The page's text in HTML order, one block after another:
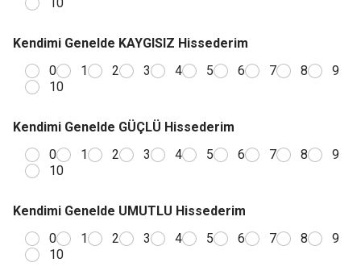
Kendimi Genelde KAYGISIZ Hissederim
0
1 2 3 4 5 6 7 8
9
10
Kendimi Genelde GÜÇLÜ Hissederim
0
1 2 3 4 5 6 7 8
9
10
Kendimi Genelde UMUTLU Hissederim
0
1 2 3 4 5 6 7 8
9
10